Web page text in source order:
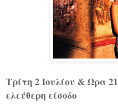
Τρίτη 2 Ιουλίου & Ώρα
ελεύθερη είσοδο